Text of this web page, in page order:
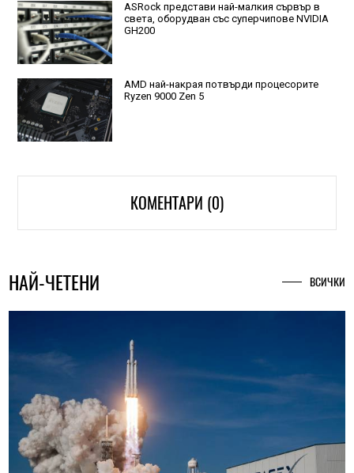
ASRock представи най-малкия сървър в
света, оборудван със суперчипове NVIDIA
GH200
AMD най-накрая потвърди процесорите
Ryzen 9000 Zen 5
КОМЕНТАРИ (0)
НАЙ-ЧЕТЕНИ ВСИЧКИ